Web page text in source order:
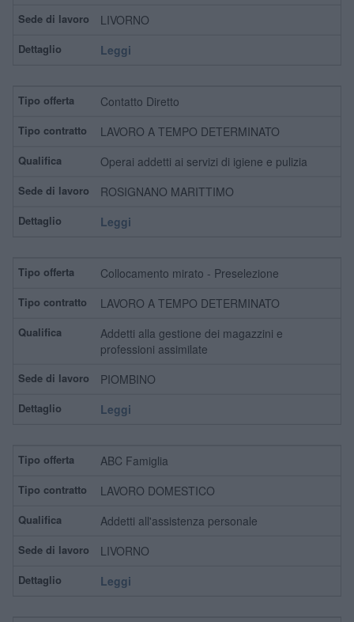
LIVORNO
Leggi
Contatto Diretto
LAVORO A TEMPO DETERMINATO
Operai addetti ai servizi di igiene e pulizia
ROSIGNANO MARITTIMO
Leggi
Collocamento mirato - Preselezione
LAVORO A TEMPO DETERMINATO
Addetti alla gestione dei magazzini e
professioni assimilate
PIOMBINO
Leggi
ABC Famiglia
LAVORO DOMESTICO
Addetti all'assistenza personale
LIVORNO
Leggi